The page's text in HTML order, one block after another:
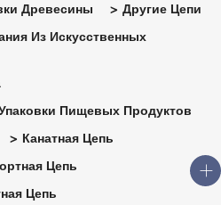
Древесины
Другие Цепи
Из Искусственных
Пищевых Продуктов
Канатная Цепь
Цепь
Цепь